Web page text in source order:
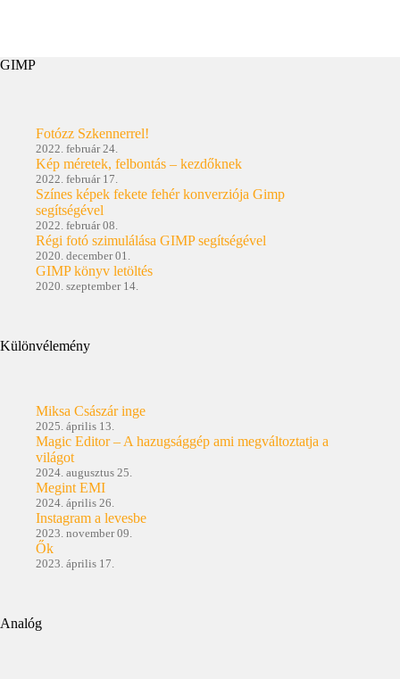
GIMP
Fotózz Szkennerrel!
2022. február 24.
Kép méretek, felbontás – kezdőknek
2022. február 17.
Színes képek fekete fehér konverziója Gimp
segítségével
2022. február 08.
Régi fotó szimulálása GIMP segítségével
2020. december 01.
GIMP könyv letöltés
2020. szeptember 14.
Különvélemény
Miksa Császár inge
2025. április 13.
Magic Editor – A hazugsággép ami megváltoztatja a
világot
2024. augusztus 25.
Megint EMI
2024. április 26.
Instagram a levesbe
2023. november 09.
Ők
2023. április 17.
Analóg